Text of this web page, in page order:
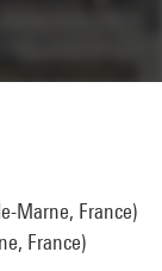
Marne, France)
France)